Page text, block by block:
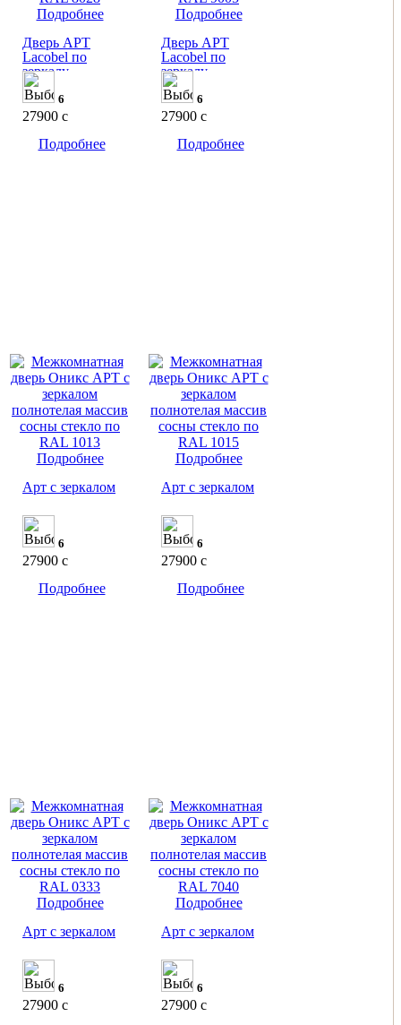
Подробнее
Дверь АРТ
Lacobel по
зеркалу
6
27900 c
Подробнее
Подробнее
Дверь АРТ
Lacobel по
зеркалу
6
27900 c
Подробнее
Подробнее
Арт с зеркалом
6
27900 c
Подробнее
Подробнее
Арт с зеркалом
6
27900 c
Подробнее
Подробнее
Арт с зеркалом
6
27900 c
Подробнее
Арт с зеркалом
6
27900 c